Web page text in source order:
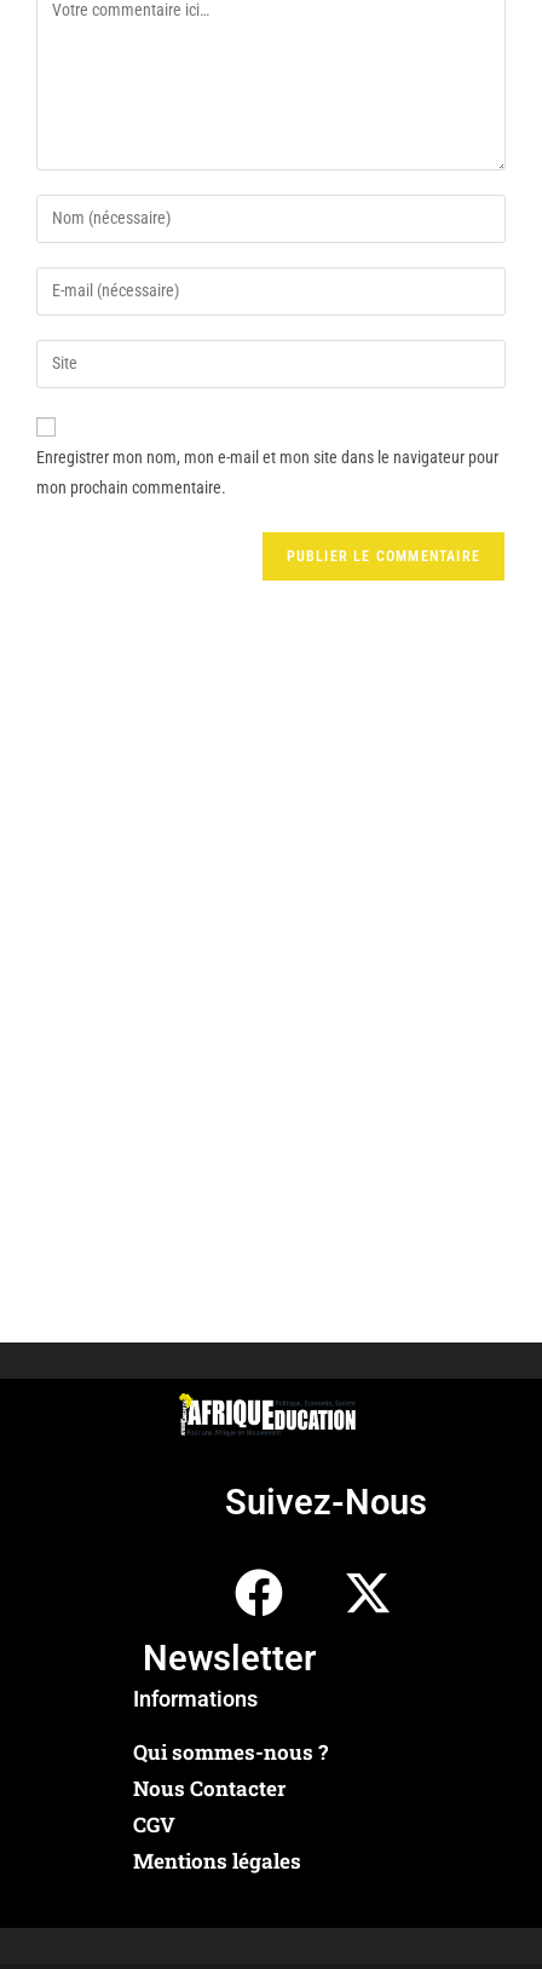
Enregistrer mon nom, mon e-mail et mon site dans le navigateur pour
mon prochain commentaire.
Suivez-Nous
Newsletter
Informations
Qui sommes-nous ?
Nous Contacter
CGV
Mentions légales